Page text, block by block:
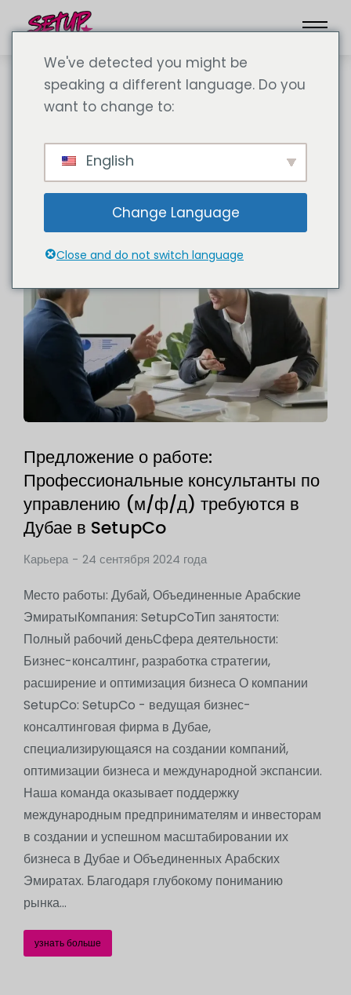
Карьера
Предложение о работе:
Профессиональные консультанты по
управлению (м/ф/д) требуются в
Дубае в SetupCo
Карьера 24 сентября 2024 года
Место работы: Дубай, Объединенные Арабские
ЭмиратыКомпания: SetupCoТип занятости:
Полный рабочий деньСфера деятельности:
Бизнес-консалтинг, разработка стратегии,
расширение и оптимизация бизнеса О компании
SetupCo: SetupCo - ведущая бизнес-
консалтинговая фирма в Дубае,
специализирующаяся на создании компаний,
оптимизации бизнеса и международной экспансии.
Наша команда оказывает поддержку
международным предпринимателям и инвесторам
в создании и успешном масштабировании их
бизнеса в Дубае и Объединенных Арабских
Эмиратах. Благодаря глубокому пониманию
рынка...
узнать больше
We've detected you might be
speaking a different language. Do you
want to change to:
English
Change Language
Close and do not switch language